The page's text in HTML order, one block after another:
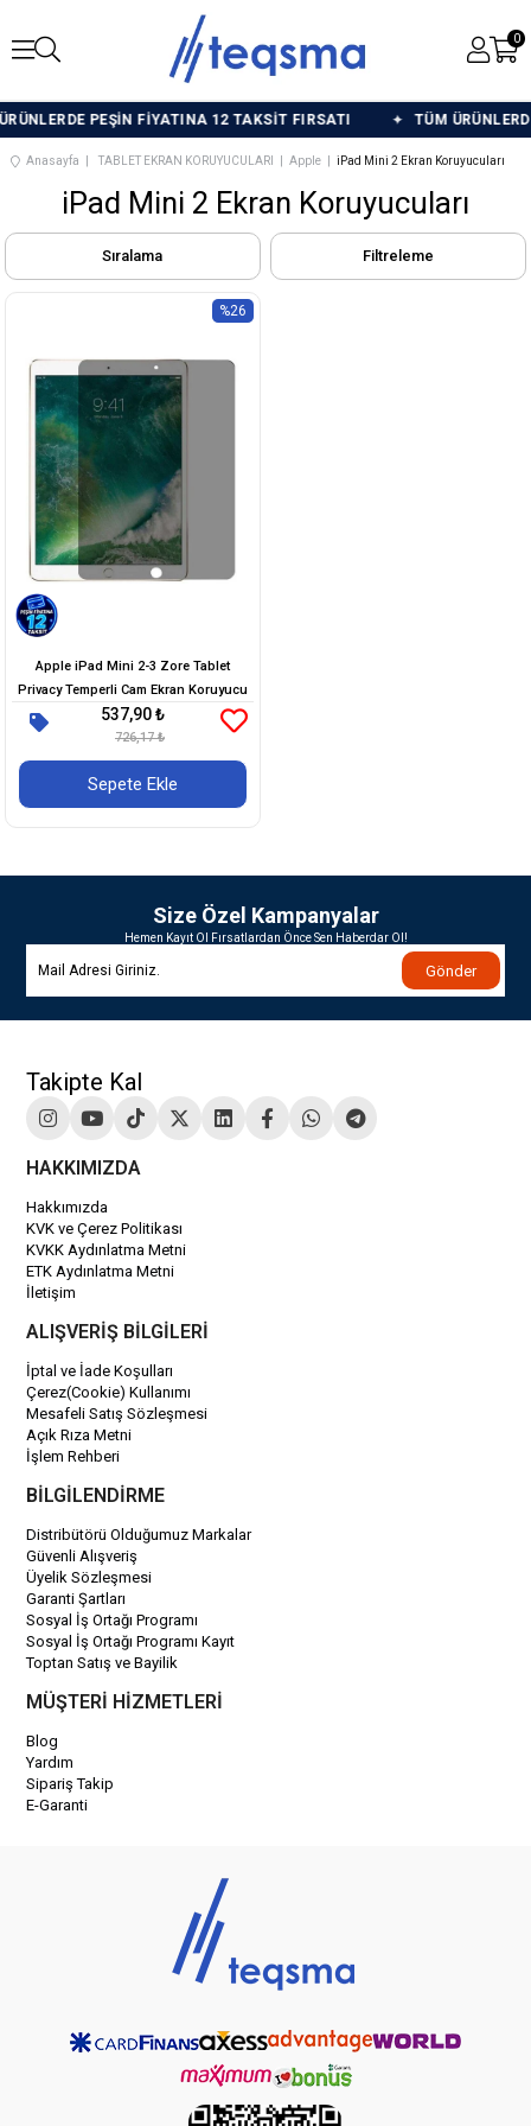
0
PEŞİN FİYATINA 12 TAKSİT FIRSATI TÜM
Anasayfa TABLET EKRAN KORUYUCULARI Apple iPad Mini 2 Ekran Koruyucuları
iPad Mini 2 Ekran Koruyucuları
Filtreleme
Sıralama
Apple iPad Mini 2-3 Zore Tablet
Privacy Temperli Cam Ekran Koruyucu
537,90 ₺
726,17 ₺
Sepete Ekle
%26
Size Özel Kampanyalar
Hemen Kayıt Ol Fırsatlardan Önce Sen Haberdar Ol!
Gönder
Takipte Kal
HAKKIMIZDA
Hakkımızda
KVK ve Çerez Politikası
KVKK Aydınlatma Metni
ETK Aydınlatma Metni
İletişim
ALIŞVERİŞ BİLGİLERİ
İptal ve İade Koşulları
Çerez(Cookie) Kullanımı
Mesafeli Satış Sözleşmesi
Açık Rıza Metni
İşlem Rehberi
BİLGİLENDİRME
Distribütörü Olduğumuz Markalar
Güvenli Alışveriş
Üyelik Sözleşmesi
Garanti Şartları
Sosyal İş Ortağı Programı
Sosyal İş Ortağı Programı Kayıt
Toptan Satış ve Bayilik
MÜŞTERİ HİZMETLERİ
Blog
Yardım
Sipariş Takip
E-Garanti